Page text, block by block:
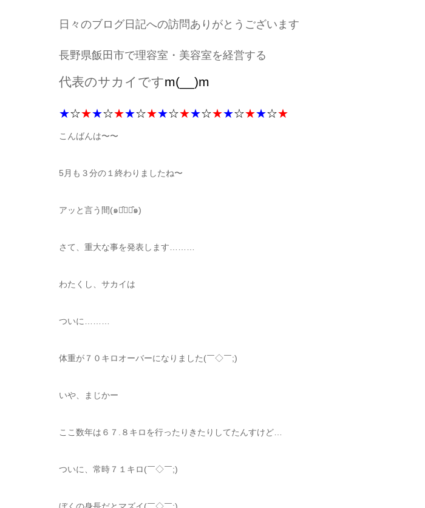
日々のブログ日記への訪問ありがとうございます
長野県飯田市で理容室・美容室を経営する
代表のサカイですm(__)m
★☆★★☆★★☆★★☆★★☆★★☆★★☆★
こんばんは〜〜
5月も３分の１終わりましたね〜
アッと言う間(๑･̑◡･̑๑)
さて、重大な事を発表します………
わたくし、サカイは
ついに………
体重が７０キロオーバーになりました(￣◇￣;)
いや、まじかー
ここ数年は６７.８キロを行ったりきたりしてたんすけど…
ついに、常時７１キロ(￣◇￣;)